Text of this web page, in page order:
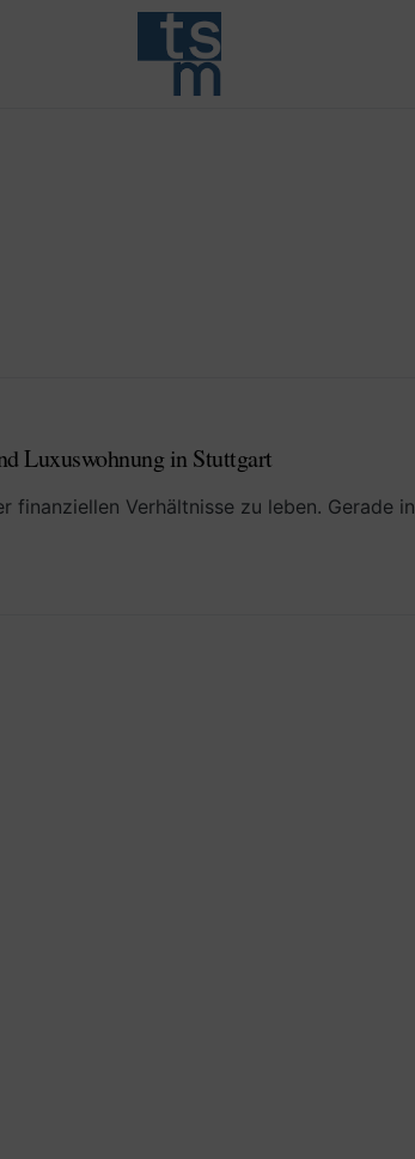
Luxuswohnung in Stuttgart
finanziellen Verhältnisse zu leben. Gerade in